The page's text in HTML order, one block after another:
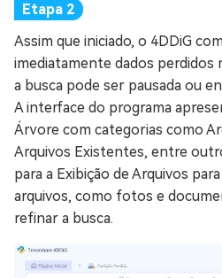
Assim que iniciado, o 4DDiG
imediatamente dados
a busca pode ser pausada ou
A interface do programa
Árvore com categorias como
Arquivos Existentes, entre
para a Exibição de Arquivos
arquivos, como fotos e
refinar a busca.